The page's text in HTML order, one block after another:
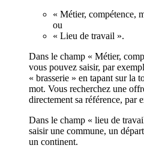
« Métier, compétence,
ou
« Lieu de travail ».
Dans le champ « Métier,
vous pouvez saisir, par
« brasserie » en tapant sur la
mot. Vous recherchez une
directement sa référence, par
Dans le champ « lieu de
saisir une commune, un
un continent.